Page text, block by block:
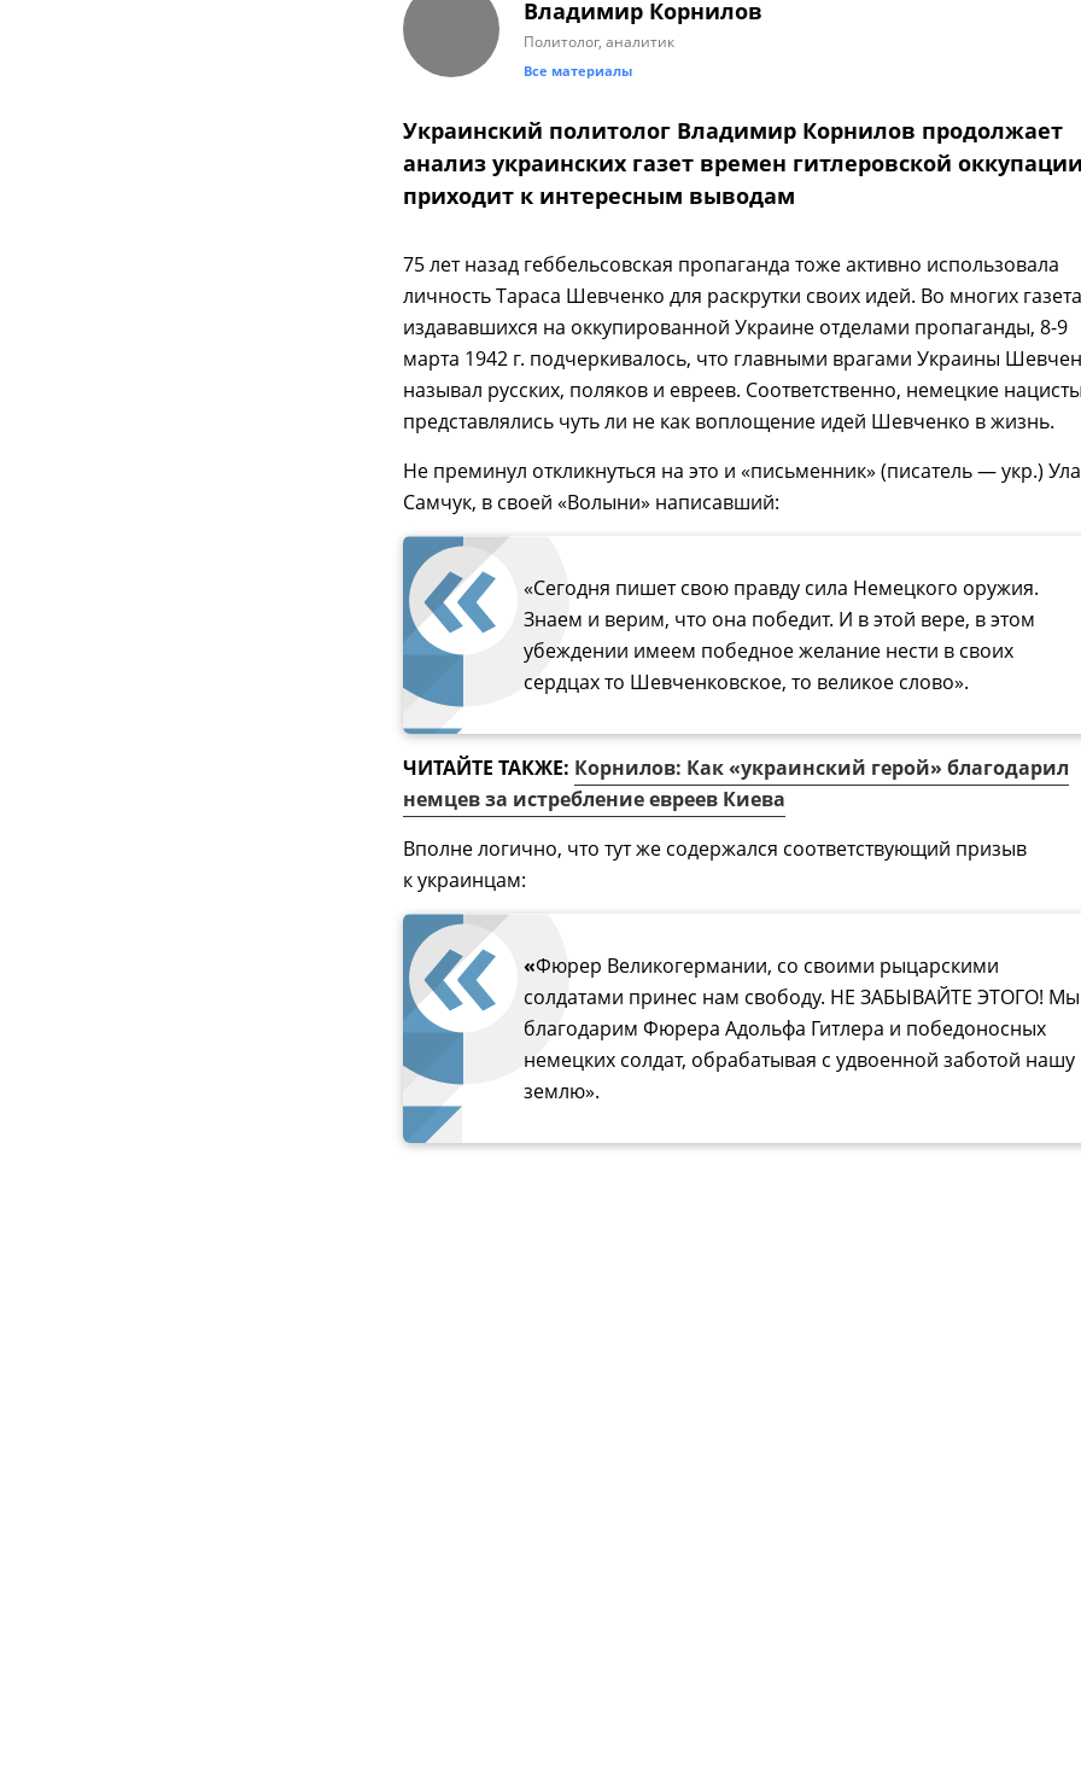
Владимир Корнилов
Политолог, аналитик
Все материалы
Украинский политолог Владимир Корнилов продолжает
анализ украинских газет времен гитлеровской
приходит к интересным выводам
75 лет назад геббельсовская пропаганда тоже активно использовала
личность Тараса Шевченко для раскрутки своих идей. Во многих
издававшихся на оккупированной Украине отделами пропаганды, 8-9
марта 1942 г. подчеркивалось, что главными врагами Украины
называл русских, поляков и евреев. Соответственно, немецкие нацисты
представлялись чуть ли не как воплощение идей Шевченко в жизнь.
Не преминул откликнуться на это и «письменник» (писатель — укр.)
Самчук, в своей «Волыни» написавший:
«Сегодня пишет свою правду сила Немецкого оружия.
Знаем и верим, что она победит. И в этой вере, в этом
убеждении имеем победное желание нести в своих
сердцах то Шевченковское, то великое слово».
ЧИТАЙТЕ ТАКЖЕ: Корнилов: Как «украинский герой» благодарил
немцев за истребление евреев Киева
Вполне логично, что тут же содержался соответствующий призыв
к украинцам:
«Фюрер Великогермании, со своими рыцарскими
солдатами принес нам свободу. НЕ ЗАБЫВАЙТЕ ЭТОГО! Мы
благодарим Фюрера Адольфа Гитлера и победоносных
немецких солдат, обрабатывая с удвоенной заботой нашу
землю».